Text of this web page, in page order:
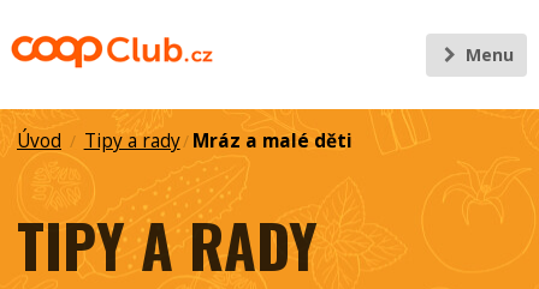
Menu
Úvod / Tipy a rady/ Mráz a malé děti
TIPY A RADY